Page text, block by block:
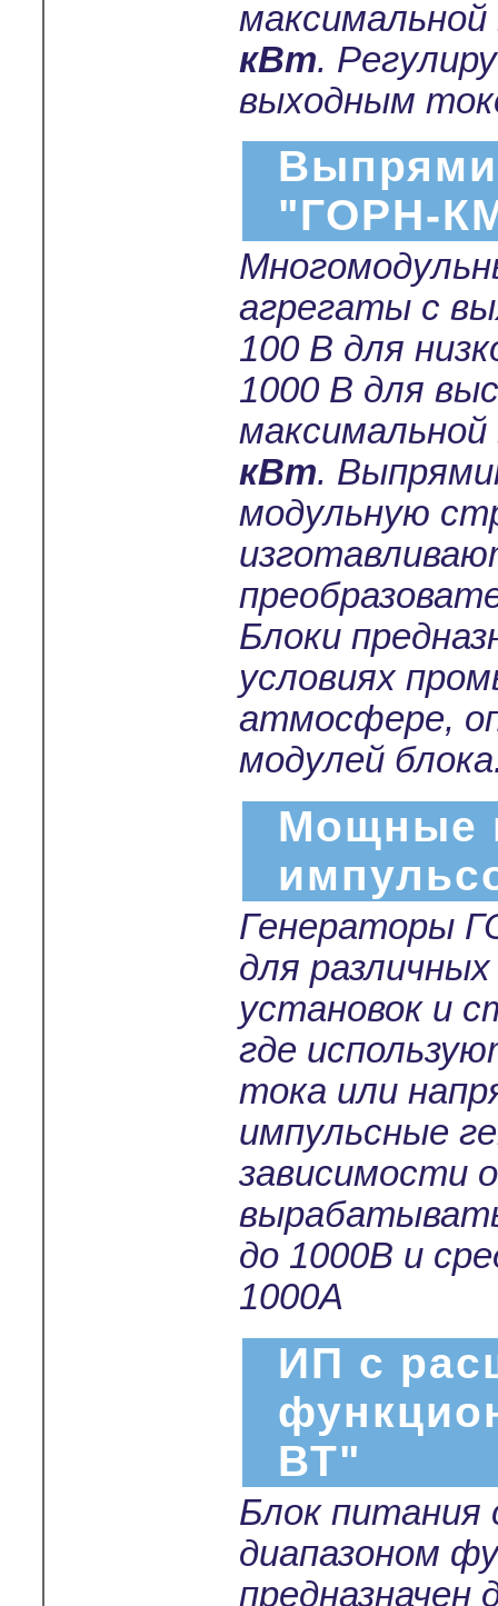
кВт.
выходным
"ГОРН-
агрегаты с
100 В для
1000 В для
кВт.
модульную
Блоки
условиях
атмосфере,
модулей
Мощные
Генераторы
для
установок и
где
тока или
импульсные
зависимости
до 1000В и
1000А
ИП с
ВТ"
Блок питания
диапазоном
предназначен